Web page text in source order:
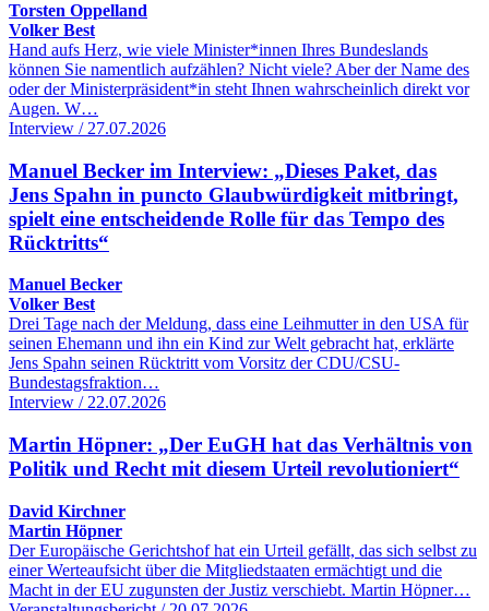
Torsten Oppelland
Volker Best
Hand aufs Herz, wie viele Minister*innen Ihres Bundeslands
können Sie namentlich aufzählen? Nicht viele? Aber der Name des
oder der Ministerpräsident*in steht Ihnen wahrscheinlich direkt vor
Augen. W…
Interview / 27.07.2026
Manuel Becker im Interview: „Dieses Paket, das
Jens Spahn in puncto Glaubwürdigkeit mitbringt,
spielt eine entscheidende Rolle für das Tempo des
Rücktritts“
Manuel Becker
Volker Best
Drei Tage nach der Meldung, dass eine Leihmutter in den USA für
seinen Ehemann und ihn ein Kind zur Welt gebracht hat, erklärte
Jens Spahn seinen Rücktritt vom Vorsitz der CDU/CSU-
Bundestagsfraktion…
Interview / 22.07.2026
Martin Höpner: „Der EuGH hat das Verhältnis von
Politik und Recht mit diesem Urteil revolutioniert“
David Kirchner
Martin Höpner
Der Europäische Gerichtshof hat ein Urteil gefällt, das sich selbst zu
einer Werteaufsicht über die Mitgliedstaaten ermächtigt und die
Macht in der EU zugunsten der Justiz verschiebt. Martin Höpner…